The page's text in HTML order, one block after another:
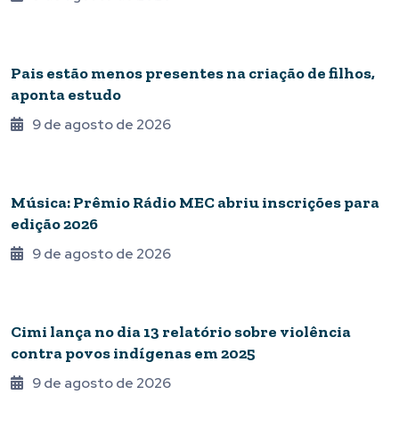
Pais estão menos presentes na criação de filhos,
aponta estudo
9 de agosto de 2026
Música: Prêmio Rádio MEC abriu inscrições para
edição 2026
9 de agosto de 2026
Cimi lança no dia 13 relatório sobre violência
contra povos indígenas em 2025
9 de agosto de 2026